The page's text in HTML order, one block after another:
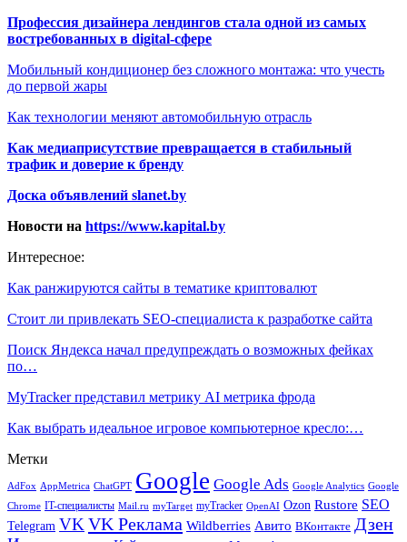
Профессия дизайнера лендингов стала одной из самых
востребованных в digital-сфере
Мобильный кондиционер без сложного монтажа: что учесть
до первой жары
Как технологии меняют автомобильную отрасль
Как медиаприсутствие превращается в стабильный
трафик и доверие к бренду
Доска объявлений slanet.by
Новости на https://www.kapital.by
Интересное:
Как ранжируются сайты в тематике криптовалют
Стоит ли привлекать SEO-специалиста к разработке сайта
Поиск Яндекса начал предупреждать о возможных фейках
по…
MyTracker представил метрику AI метрика фрода
Как выбрать идеальное игровое компьютерное кресло:…
Метки
AdFox AppMetrica ChatGPT Google Google Ads Google Analytics Google
Chrome IT-специалисты Mail.ru myTarget myTracker OpenAI Ozon Rustore SEO
Telegram VK VK Реклама Wildberries Авито ВКонтакте Дзен